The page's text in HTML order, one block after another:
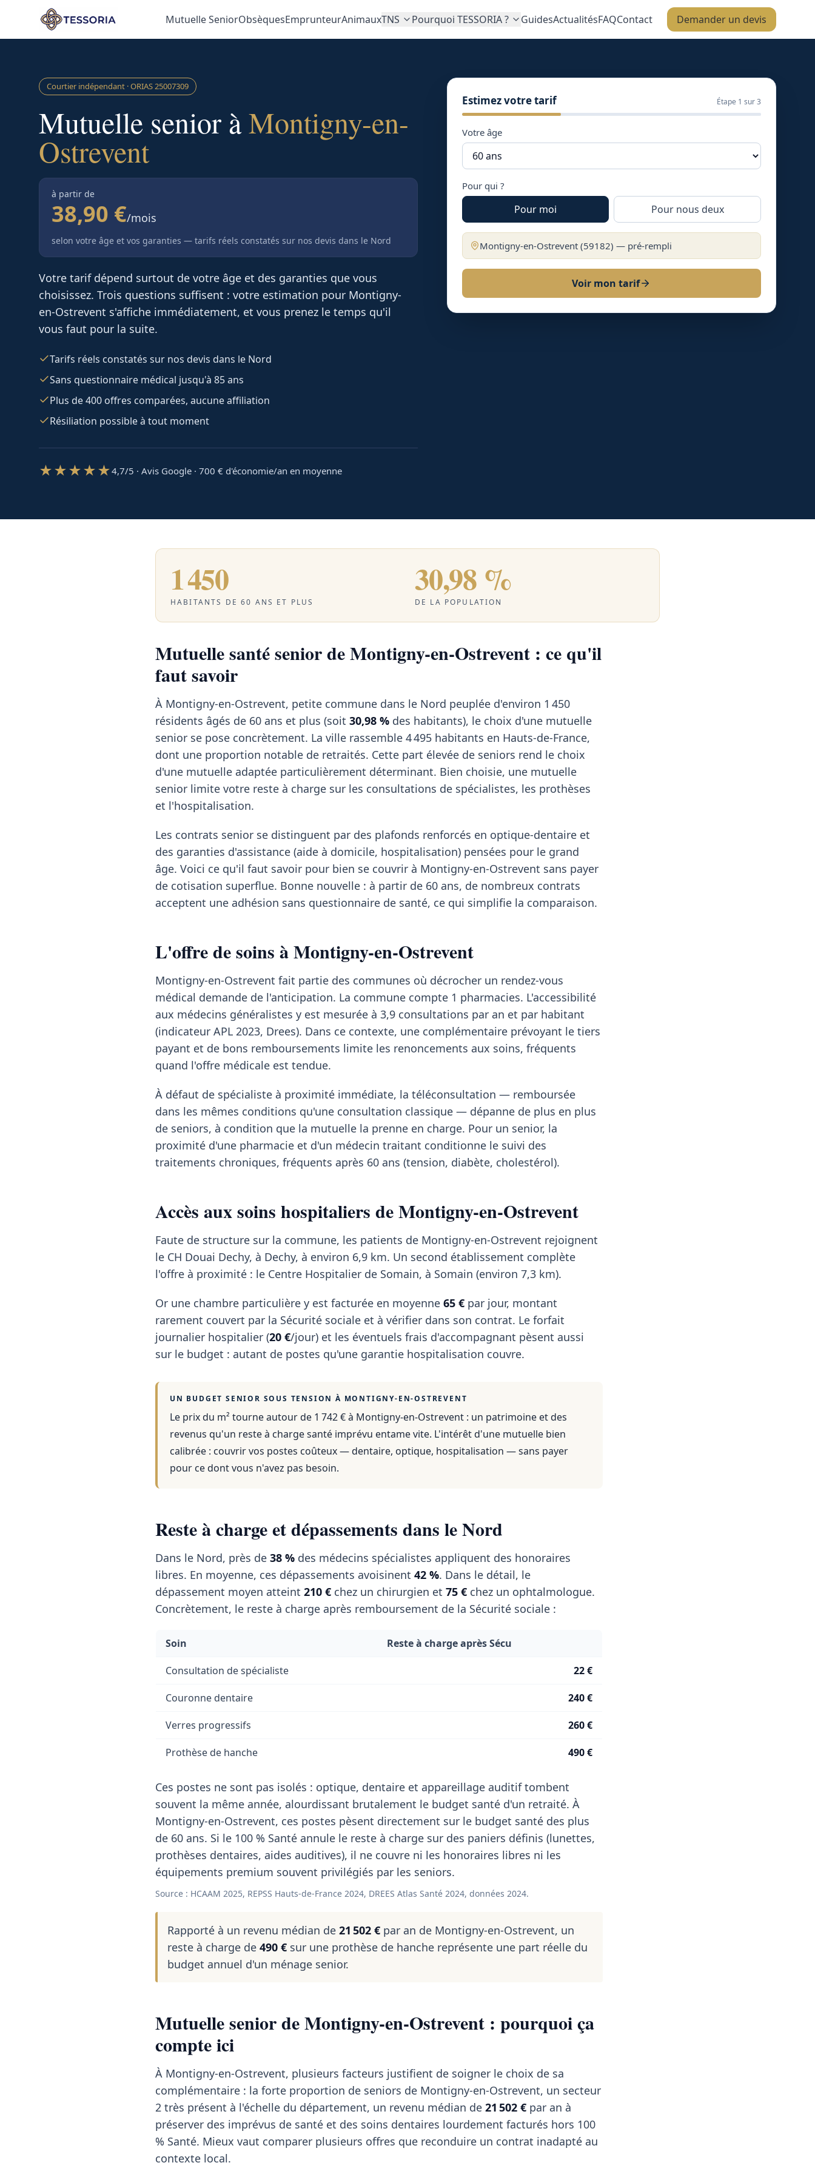
Aller au contenu principal
Mutuelle SeniorObsèquesEmprunteurAnimauxTNS Pourquoi TESSORIA ? GuidesActualitésFAQContact Demander un devis
Courtier indépendant · ORIAS25007309
Mutuelle senior àMontigny-en-
Ostrevent
à partir de
38,90 €/mois
selon votre âge et vos garanties — tarifs réels constatés sur nos devis dans le Nord
Votre tarif dépend surtout de votre âge et des garanties que vous
choisissez. Trois questions suffisent : votre estimation pour Montigny-
en-Ostrevent s'affiche immédiatement, et vous prenez le temps qu'il
vous faut pour la suite.
Tarifs réels constatés sur nos devis dans le Nord
Sans questionnaire médical jusqu'à 85 ans
Plus de 400 offres comparées, aucune affiliation
Résiliation possible à tout moment
★★★★★4,7/5 · Avis Google · 700 € d'économie/an en moyenne
Estimez votre tarif Étape 1 sur 3
Votre âge
Pour qui ?
Pour moi Pour nous deux
Montigny-en-Ostrevent(59182) — pré-rempli
Voir mon tarif
1 450
HABITANTS DE 60 ANS ET PLUS
30,98 %
DE LA POPULATION
Mutuelle santé senior de Montigny-en-Ostrevent : ce qu'il
faut savoir
À Montigny-en-Ostrevent, petite commune dans le Nord peuplée d'environ 1 450
résidents âgés de 60 ans et plus (soit 30,98 % des habitants), le choix d'une mutuelle
senior se pose concrètement. La ville rassemble 4 495 habitants en Hauts-de-France,
dont une proportion notable de retraités. Cette part élevée de seniors rend le choix
d'une mutuelle adaptée particulièrement déterminant. Bien choisie, une mutuelle
senior limite votre reste à charge sur les consultations de spécialistes, les prothèses
et l'hospitalisation.
Les contrats senior se distinguent par des plafonds renforcés en optique-dentaire et
des garanties d'assistance (aide à domicile, hospitalisation) pensées pour le grand
âge. Voici ce qu'il faut savoir pour bien se couvrir à Montigny-en-Ostrevent sans payer
de cotisation superflue. Bonne nouvelle : à partir de 60 ans, de nombreux contrats
acceptent une adhésion sans questionnaire de santé, ce qui simplifie la comparaison.
L'offre de soins à Montigny-en-Ostrevent
Montigny-en-Ostrevent fait partie des communes où décrocher un rendez-vous
médical demande de l'anticipation. La commune compte 1 pharmacies. L'accessibilité
aux médecins généralistes y est mesurée à 3,9 consultations par an et par habitant
(indicateur APL 2023, Drees). Dans ce contexte, une complémentaire prévoyant le tiers
payant et de bons remboursements limite les renoncements aux soins, fréquents
quand l'offre médicale est tendue.
À défaut de spécialiste à proximité immédiate, la téléconsultation — remboursée
dans les mêmes conditions qu'une consultation classique — dépanne de plus en plus
de seniors, à condition que la mutuelle la prenne en charge. Pour un senior, la
proximité d'une pharmacie et d'un médecin traitant conditionne le suivi des
traitements chroniques, fréquents après 60 ans (tension, diabète, cholestérol).
Accès aux soins hospitaliers de Montigny-en-Ostrevent
Faute de structure sur la commune, les patients de Montigny-en-Ostrevent rejoignent
le CH Douai Dechy, à Dechy, à environ 6,9 km. Un second établissement complète
l'offre à proximité : le Centre Hospitalier de Somain, à Somain (environ 7,3 km).
Or une chambre particulière y est facturée en moyenne 65 € par jour, montant
rarement couvert par la Sécurité sociale et à vérifier dans son contrat. Le forfait
journalier hospitalier (20 €/jour) et les éventuels frais d'accompagnant pèsent aussi
sur le budget : autant de postes qu'une garantie hospitalisation couvre.
UN BUDGET SENIOR SOUS TENSION À MONTIGNY-EN-OSTREVENT
Le prix du m² tourne autour de 1 742 €à Montigny-en-Ostrevent : un patrimoine et des
revenus qu'un reste à charge santé imprévu entame vite. L'intérêt d'une mutuelle bien
calibrée : couvrir vos postes coûteux — dentaire, optique, hospitalisation — sans payer
pour ce dont vous n'avez pas besoin.
Reste à charge et dépassements dans le Nord
Dans le Nord, près de 38 % des médecins spécialistes appliquent des honoraires
libres. En moyenne, ces dépassements avoisinent 42 %. Dans le détail, le
dépassement moyen atteint 210 € chez un chirurgien et 75 € chez un ophtalmologue.
Concrètement, le reste à charge après remboursement de la Sécurité sociale :
Soin Reste à charge après Sécu
Consultation de spécialiste 22 €
Couronne dentaire 240 €
Verres progressifs 260 €
Prothèse de hanche 490 €
Ces postes ne sont pas isolés : optique, dentaire et appareillage auditif tombent
souvent la même année, alourdissant brutalement le budget santé d'un retraité. À
Montigny-en-Ostrevent, ces postes pèsent directement sur le budget santé des plus
de 60 ans. Si le 100 % Santé annule le reste à charge sur des paniers définis (lunettes,
prothèses dentaires, aides auditives), il ne couvre ni les honoraires libres ni les
équipements premium souvent privilégiés par les seniors.
Source : HCAAM 2025, REPSS Hauts-de-France 2024, DREES Atlas Santé 2024, données 2024.
Rapporté à un revenu médian de 21 502 € par an de Montigny-en-Ostrevent, un
reste à charge de 490 € sur une prothèse de hanche représente une part réelle du
budget annuel d'un ménage senior.
Mutuelle senior de Montigny-en-Ostrevent : pourquoi ça
compte ici
À Montigny-en-Ostrevent, plusieurs facteurs justifient de soigner le choix de sa
complémentaire : la forte proportion de seniors de Montigny-en-Ostrevent, un secteur
2 très présent à l'échelle du département, un revenu médian de 21 502 € par an à
préserver des imprévus de santé et des soins dentaires lourdement facturés hors 100
% Santé. Mieux vaut comparer plusieurs offres que reconduire un contrat inadapté au
contexte local.